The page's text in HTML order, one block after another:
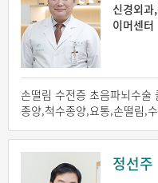
신경외
이머센터
손떨림 수전증 초음파뇌수술
종양,척수종양,요통,손떨림,
정선주